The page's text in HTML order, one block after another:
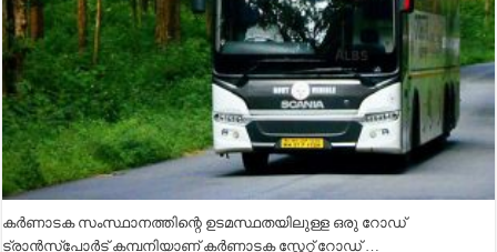
കർണാടക സംസ്ഥാനത്തിന്റെ ഉടമസ്ഥതയിലുള്ള ഒരു റോഡ്
ട്രാൻസ്പോർട് കമ്പനിയാണ് കർണാടക സ്റ്റേറ്റ് റോഡ് …